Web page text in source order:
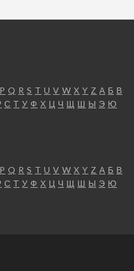
P Q R S T U V W X Y Z А Б В
С Т У Ф Х Ц Ч Щ Ш Ы Э Ю
P Q R S T U V W X Y Z А Б В
С Т У Ф Х Ц Ч Щ Ш Ы Э Ю